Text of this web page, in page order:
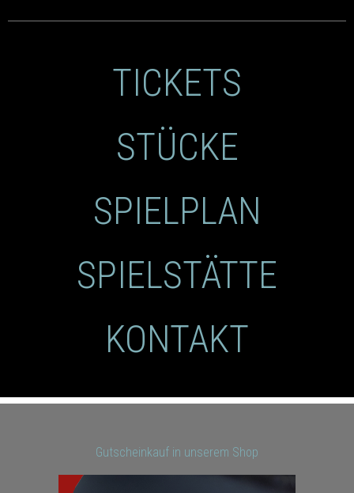
TICKETS
STÜCKE
SPIELPLAN
SPIELSTÄTTE
KONTAKT
Gutscheinkauf in unserem Shop